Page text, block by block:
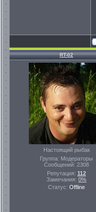
RT-02
Настоящий рыбак
Группа: Модераторы
Сообщений: 2308
Репутация: 112
Замечания: 0%
Статус: Offline